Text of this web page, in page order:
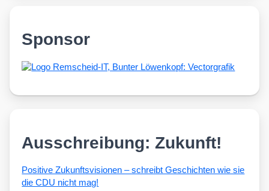
Sponsor
Ausschreibung: Zukunft!
Posi­ti­ve Zukunfts­vi­sio­nen – schreibt Geschich­ten wie sie
die CDU nicht mag!